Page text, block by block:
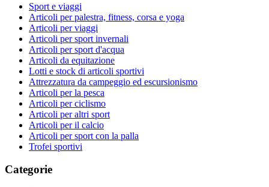
Sport e viaggi
Articoli per palestra, fitness, corsa e yoga
Articoli per viaggi
Articoli per sport invernali
Articoli per sport d'acqua
Articoli da equitazione
Lotti e stock di articoli sportivi
Attrezzatura da campeggio ed escursionismo
Articoli per la pesca
Articoli per ciclismo
Articoli per altri sport
Articoli per il calcio
Articoli per sport con la palla
Trofei sportivi
Categorie